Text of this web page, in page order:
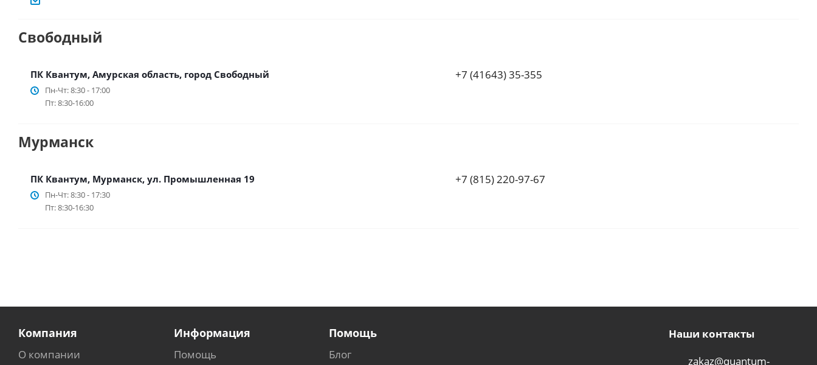
Свободный
ПК Квантум, Амурская область, город Свободный
Пн-Чт: 8:30 - 17:00
Пт: 8:30-16:00
+7 (41643) 35-355
Мурманск
ПК Квантум, Мурманск, ул. Промышленная 19
Пн-Чт: 8:30 - 17:30
Пт: 8:30-16:30
+7 (815) 220-97-67
Компания
О компании
Информация
Помощь
Помощь
Блог
Наши контакты
zakaz@quantum-